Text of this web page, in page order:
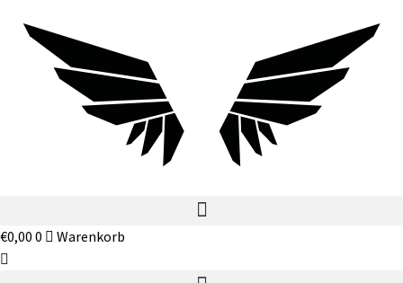
€0,00 0 Warenkorb